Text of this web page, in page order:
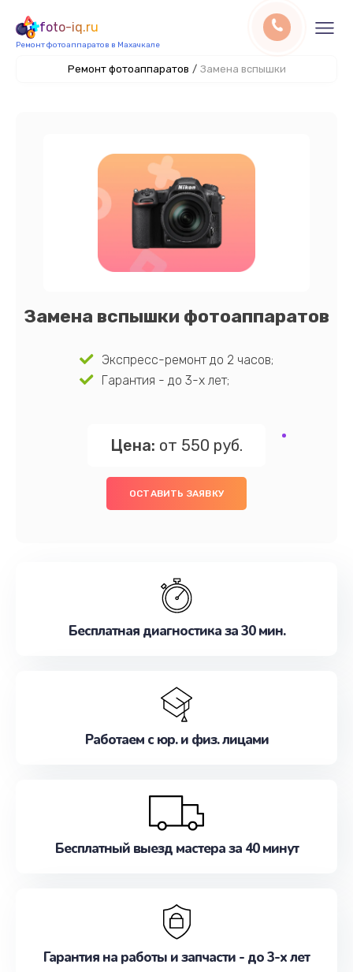
foto-iq.ru
Ремонт фотоаппаратов в Махачкале
Ремонт фотоаппаратов / Замена вспышки
Замена вспышки фотоаппаратов
Экспресс-ремонт до 2 часов;
Гарантия - до 3-х лет;
Цена: от 550 руб.
ОСТАВИТЬ ЗАЯВКУ
Бесплатная диагностика за 30 мин.
Работаем с юр. и физ. лицами
Бесплатный выезд мастера за 40 минут
Гарантия на работы и запчасти - до 3-х лет